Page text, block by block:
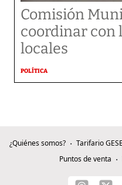
Comisión
coordinar con
locales
POLÍTICA
¿Quiénes somos? Tarifario GESE
Puntos de venta